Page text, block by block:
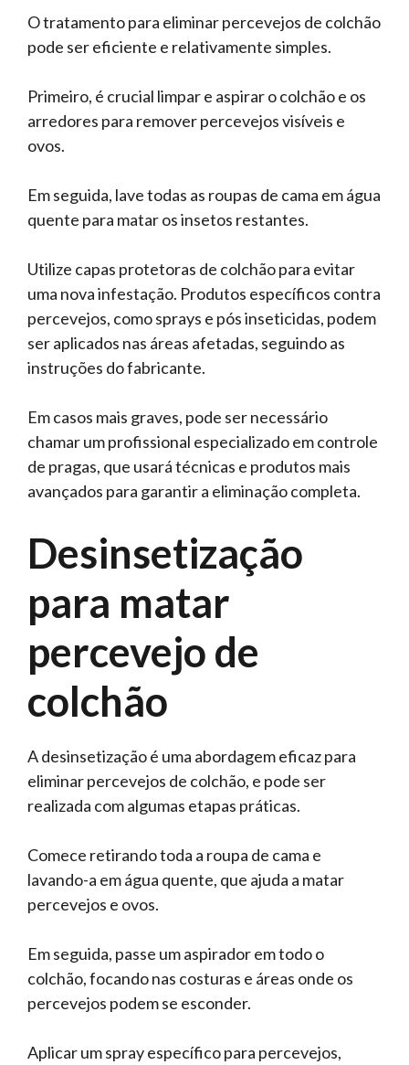
O tratamento para eliminar percevejos de colchão
pode ser eficiente e relativamente simples.
Primeiro, é crucial limpar e aspirar o colchão e os
arredores para remover percevejos visíveis e
ovos.
Em seguida, lave todas as roupas de cama em água
quente para matar os insetos restantes.
Utilize capas protetoras de colchão para evitar
uma nova infestação. Produtos específicos contra
percevejos, como sprays e pós inseticidas, podem
ser aplicados nas áreas afetadas, seguindo as
instruções do fabricante.
Em casos mais graves, pode ser necessário
chamar um profissional especializado em controle
de pragas, que usará técnicas e produtos mais
avançados para garantir a eliminação completa.
Desinsetização
para matar
percevejo de
colchão
A desinsetização é uma abordagem eficaz para
eliminar percevejos de colchão, e pode ser
realizada com algumas etapas práticas.
Comece retirando toda a roupa de cama e
lavando-a em água quente, que ajuda a matar
percevejos e ovos.
Em seguida, passe um aspirador em todo o
colchão, focando nas costuras e áreas onde os
percevejos podem se esconder.
Aplicar um spray específico para percevejos,